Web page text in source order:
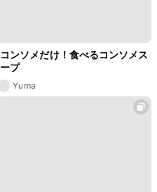
コンソメだけ！食べるコンソメス
ープ
Yuma